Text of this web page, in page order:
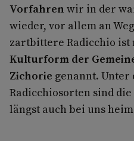
Vorfahren wir in der
wieder, vor allem an
zartbittere Radicchio ist
Kulturform der
Zichorie genannt.
Radicchiosorten sind
längst auch bei uns